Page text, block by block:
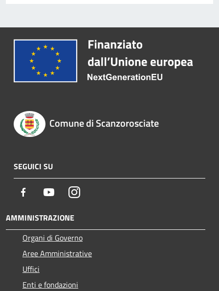
Comune di Scanzorosciate
SEGUICI SU
Facebook YoutubeInstagram
AMMINISTRAZIONE
Organi di Governo
Aree Amministrative
Uffici
Enti e fondazioni